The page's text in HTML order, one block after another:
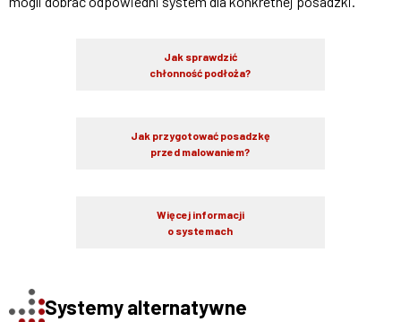
Jak sprawdzić
chłonność podłoża?
Jak przygotować posadzkę
przed malowaniem?
Więcej informacji
o systemach
Systemy alternatywne